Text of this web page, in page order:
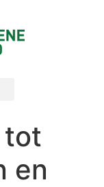
tot
en